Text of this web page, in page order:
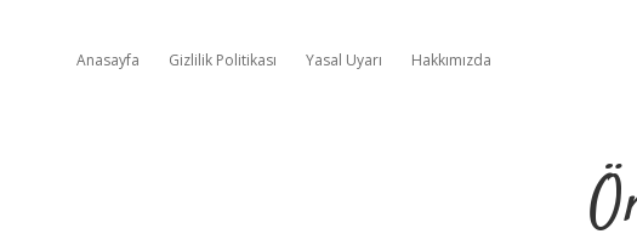
Anasayfa Gizlilik Politikası Yasal Uyarı Hakkımızda